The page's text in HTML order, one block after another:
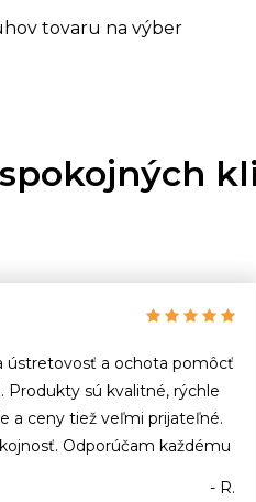
tovaru na výber
ústretovosť a ochota pomôcť
Produkty sú kvalitné, rýchle
a ceny tiež veľmi prijateľné.
Odporúčam každému
- R.